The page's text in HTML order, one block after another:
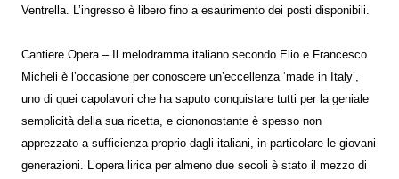
Ventrella. L’ingresso è libero fino a esaurimento dei posti disponibili.
Cantiere Opera – Il melodramma italiano secondo Elio e Francesco
Micheli è l’occasione per conoscere un’eccellenza ‘made in Italy’,
uno di quei capolavori che ha saputo conquistare tutti per la geniale
semplicità della sua ricetta, e ciononostante è spesso non
apprezzato a sufficienza proprio dagli italiani, in particolare le giovani
generazioni. L’opera lirica per almeno due secoli è stato il mezzo di